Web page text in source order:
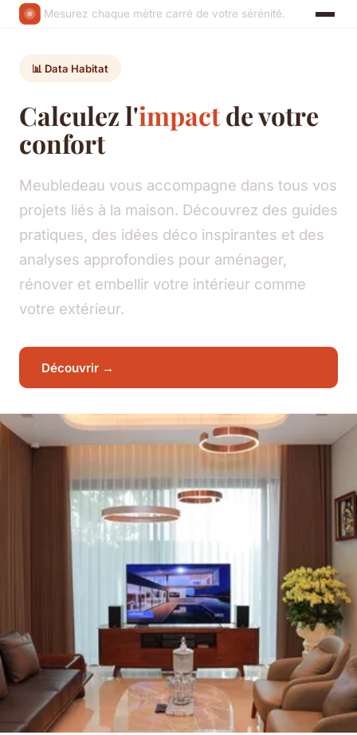
Mesurez chaque mètre carré de votre sérénité.
📊 Data Habitat
Calculez l'impactde votre
confort
Meubledeau vous accompagne dans tous vos
projets liés à la maison. Découvrez des guides
pratiques, des idées déco inspirantes et des
analyses approfondies pour aménager,
rénover et embellir votre intérieur comme
votre extérieur.
Découvrir →